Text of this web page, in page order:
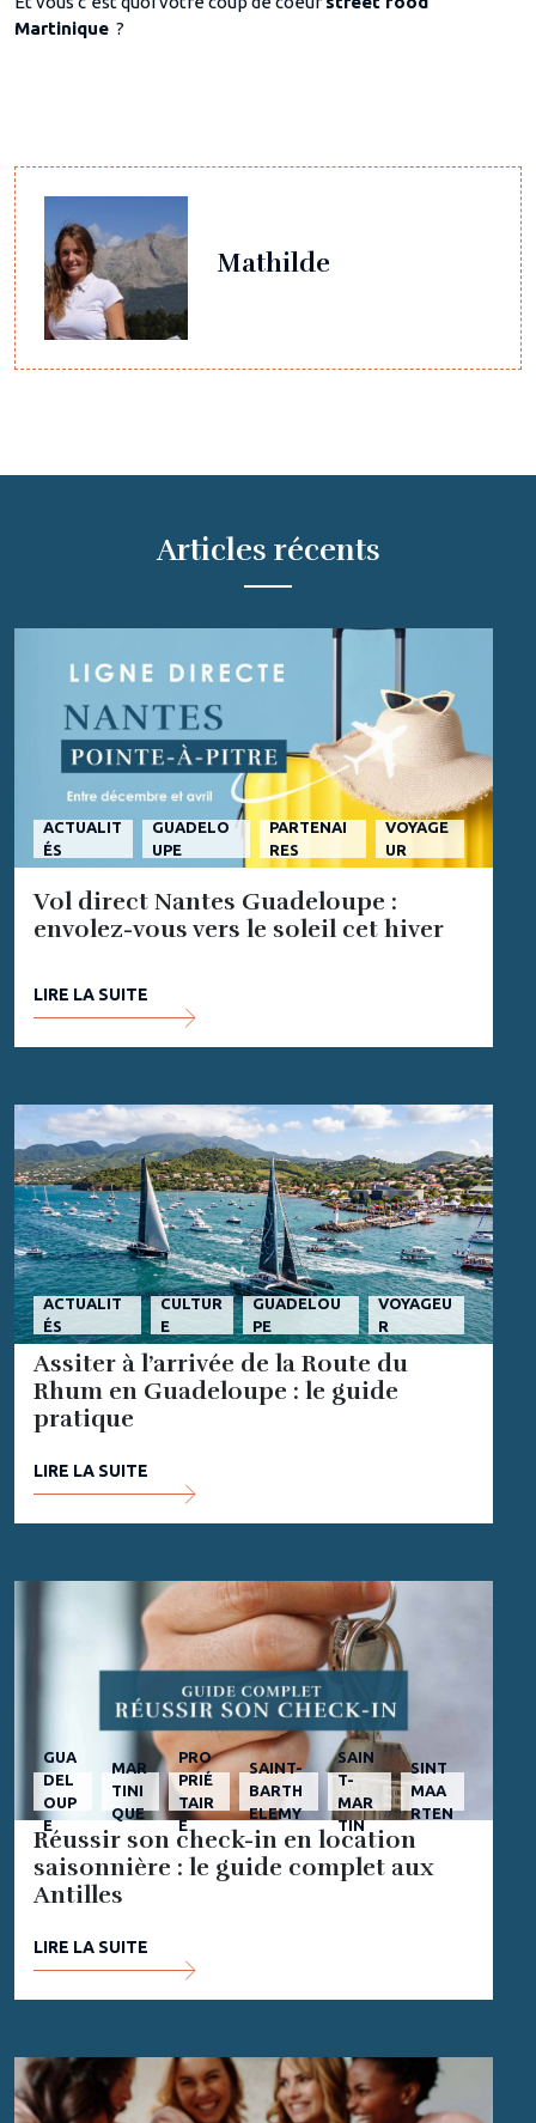
Martinique ?
Mathilde
Articles récents
ACTUALIT
ÉS
GUADELO
UPE
PARTENAI
RES
VOYAGE
UR
Vol direct Nantes Guadeloupe :
envolez-vous vers le soleil cet hiver
LIRE LA SUITE
ACTUALIT
ÉS
CULTUR
E
GUADELOU
PE
VOYAGEU
R
Assiter à l’arrivée de la Route du
Rhum en Guadeloupe : le guide
pratique
LIRE LA SUITE
GUA
DEL
OUP
E
MAR
TINI
QUE
PRO
PRIÉ
TAIR
E
SAINT-
BARTH
ELEMY
SAIN
T-
MAR
TIN
SINT
MAA
RTEN
Réussir son check-in en location
saisonnière : le guide complet aux
Antilles
LIRE LA SUITE